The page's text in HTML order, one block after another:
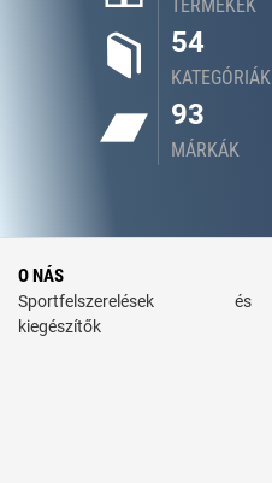
TERMÉKEK
54
KATEGÓRIÁK
93
MÁRKÁK
O NÁS
Sportfelszerelések és
kiegészítők